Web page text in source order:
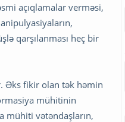
açıqlamalar verməsi,
qarşılanması heç bir
Əks fikir olan tək həmin
mühitinin
mühiti vətəndaşların,